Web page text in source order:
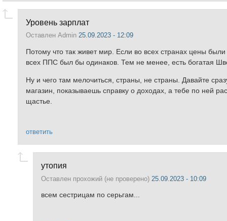
Уровень зарплат
Оставлен Admin 25.09.2023 - 12:09
Потому что так живет мир. Если во всех странах цены
всех ППС был бы одинаков. Тем не менее, есть богатая
Ну и чего там мелочиться, страны, не страны. Давайте
магазин, показываешь справку о доходах, а тебе по ней
щастье.
ответить
утопия
Оставлен прохожий (не проверено) 25.09.2023 - 10:09
всем сестрицам по серьгам...